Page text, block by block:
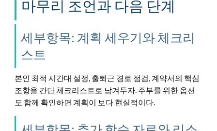
마무리 조언과 다음 단계
세부항목: 계획 세우기와 체크리
스트
본인 최적 시간대 설정, 출퇴근 경로 점검, 계약서의 핵심
조항을 간단 체크리스트로 남겨두자. 주부를 위한 옵션
도 함께 확인하면 계획이 보다 현실적이다.